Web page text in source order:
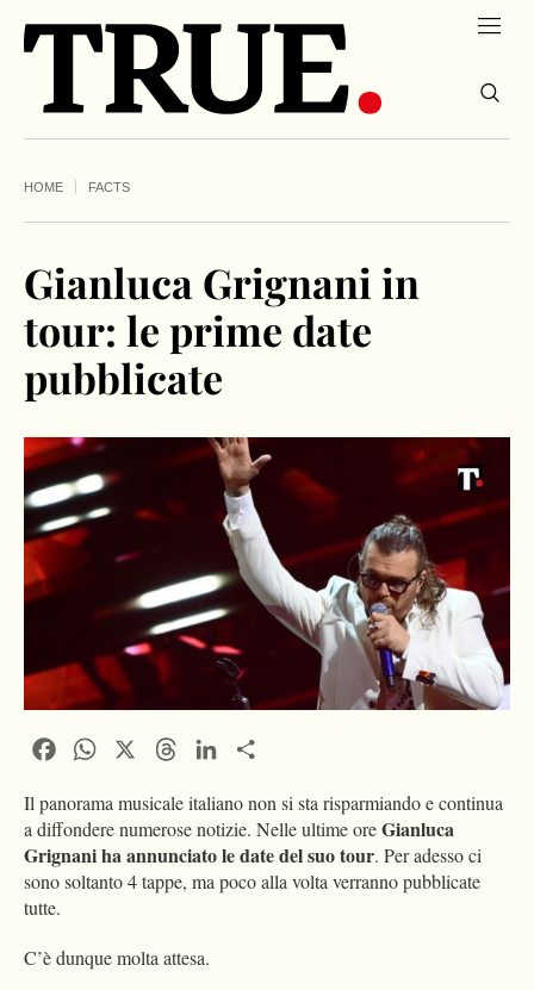
HOME FACTS
Gianluca Grignani in
tour: le prime date
pubblicate
FacebookWhatsApp ThreadsLinkedIn
Il panorama musicale italiano non si sta risparmiando e continua
a diffondere numerose notizie. Nelle ultime oreGianluca
Grignani ha annunciato le date del suo tour. Per adesso ci
sono soltanto 4 tappe, ma poco alla volta verranno pubblicate
tutte.
C’è dunque molta attesa.